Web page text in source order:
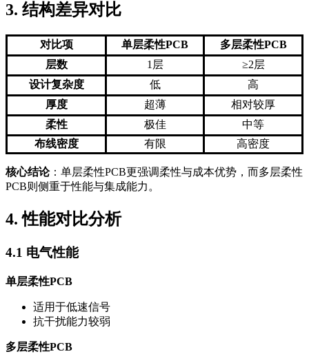
3. 结构差异对比
对比项 单层柔性PCB
多层柔性PCB
层数
1层
≥2层
设计复杂度
低
高
厚度
超薄
相对较厚
柔性
极佳
中等
布线密度
有限 高密度
核心结论：单层柔性PCB更强调柔性与成本优势，而多层柔性
PCB则侧重于性能与集成能力。
4. 性能对比分析
4.1 电气性能
单层柔性PCB
适用于低速信号
抗干扰能力较弱
多层柔性PCB